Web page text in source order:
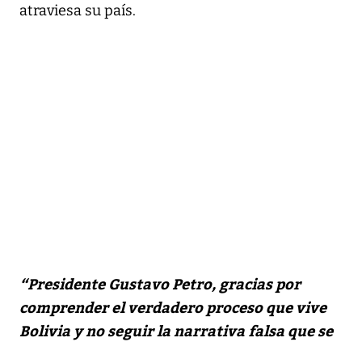
atraviesa su país.
“Presidente Gustavo Petro, gracias por
comprender el verdadero proceso que vive
Bolivia y no seguir la narrativa falsa que se